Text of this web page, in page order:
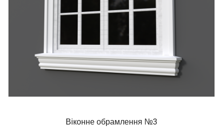
Віконне обрамлення №3